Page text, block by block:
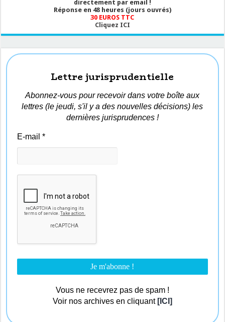
directement par email !
Réponse en 48 heures (jours ouvrés)
30 EUROS TTC
Cliquez ICI
Lettre jurisprudentielle
Abonnez-vous pour recevoir dans votre boîte aux
lettres (le jeudi, s'il y a des nouvelles décisions) les
dernières jurisprudences !
E-mail*
Vous ne recevrez pas de spam !
Voir nos archives en cliquant [ICI]